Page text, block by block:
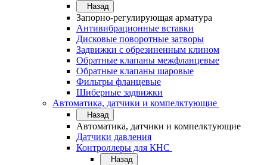
Назад
Запорно-регулирующая арматура
Антивибрационные вставки
Дисковые поворотные затворы
Задвижки с обрезиненным клином
Обратные клапаны межфланцевые
Обратные клапаны шаровые
Фильтры фланцевые
Шиберные задвижки
Автоматика, датчики и компелктующие
Назад
Автоматика, датчики и компелктующие
Датчики давления
Контроллеры для КНС
Назад